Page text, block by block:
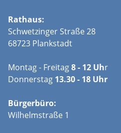
Rathaus:
Schwetzinger Straße 28
68723 Plankstadt
Montag - Freitag8 - 12 Uhr
Donnerstag 13.30 - 18 Uhr
Bürgerbüro:
Wilhelmstraße 1